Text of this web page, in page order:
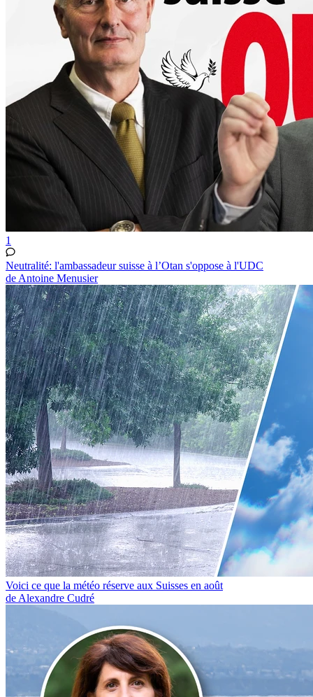
1
Neutralité: l'ambassadeur suisse à l’Otan s'oppose à l'UDC
de Antoine Menusier
Voici ce que la météo réserve aux Suisses en août
de Alexandre Cudré